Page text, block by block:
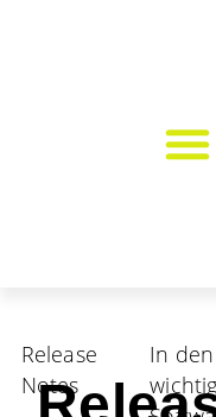
Release
Notes
In